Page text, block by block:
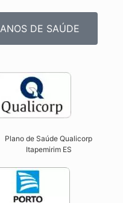
DE SAÚDE
Plano de Saúde Qualicorp
Itapemirim ES​